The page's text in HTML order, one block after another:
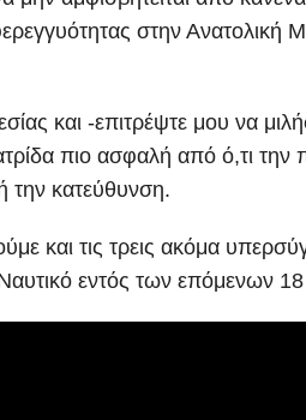
στην Ανατολική
και -επιτρέψτε μου να
πιο ασφαλή από ό,τι την
την κατεύθυνση.
και τις τρεις ακόμα
εντός των επόμενων